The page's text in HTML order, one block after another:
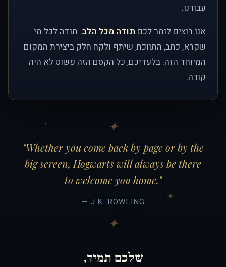
עבורנו.
אנו רוצים לומר לכם תודה מכל הלב. תודה לכל מי
שקרא, כתב, התווכח, שיתף ולקח חלק ביצירת המקום
המיוחד הזה. בלעדיכם, כל הקסם הזה פשוט לא היה
קורה.
"Whether you come back by page or by the
big screen, Hogwarts will always be there
to welcome you home."
— J.K. ROWLING
שלכם תמיד,